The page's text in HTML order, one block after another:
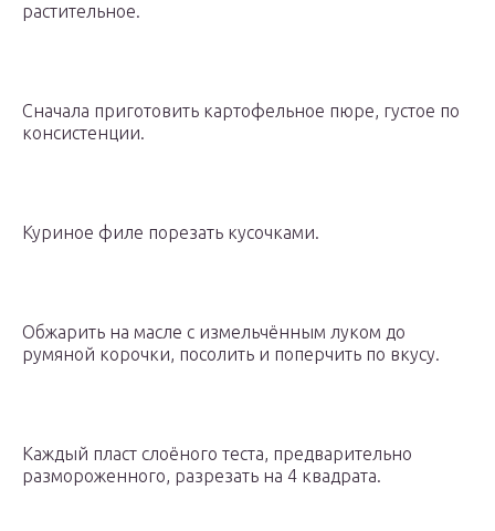
растительное.
Сначала приготовить картофельное пюре, густое по
консистенции.
Куриное филе порезать кусочками.
Обжарить на масле с измельчённым луком до
румяной корочки, посолить и поперчить по вкусу.
Каждый пласт слоёного теста, предварительно
размороженного, разрезать на 4 квадрата.